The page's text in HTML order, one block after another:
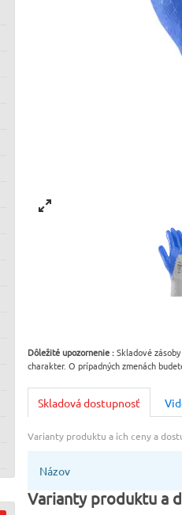
Dôležité upozornenie :Skladové
charakter. O prípadných zmenách
Skladová dostupnosť
Varianty produktu a ich ceny a
Názov
Varianty produktu a